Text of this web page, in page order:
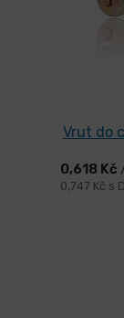
Vrut do
0,618 Kč
0,747 Kč s